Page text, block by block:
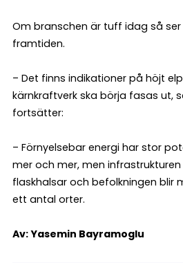
Om branschen är tuff idag så ser
framtiden.
– Det finns indikationer på höjt
kärnkraftverk ska börja fasas ut,
fortsätter:
– Förnyelsebar energi har stor
mer och mer, men
flaskhalsar och befolkningen blir
ett antal orter.
Av: Yasemin Bayramoglu